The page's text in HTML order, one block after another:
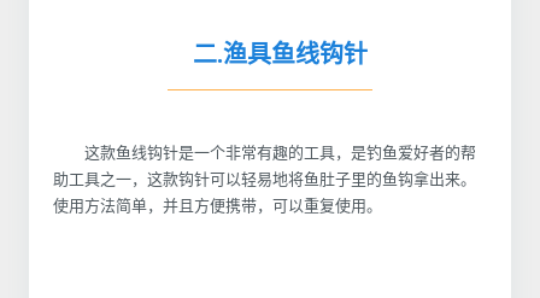
二.渔具鱼线钩针
这款鱼线钩针是一个非常有趣的工具，是钓鱼爱好者的帮
助工具之一，这款钩针可以轻易地将鱼肚子里的鱼钩拿出来。
使用方法简单，并且方便携带，可以重复使用。